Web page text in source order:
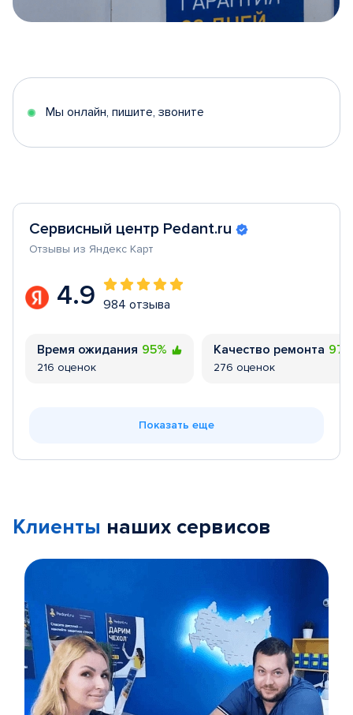
5
Мы онлайн, пишите, звоните
Сервисный центр Pedant.ru
Отзывы из Яндекс Карт
4.9 984 отзыва
Время ожидания 95%
216 оценок
Качество ремонта
276 оценок
Показать еще
Клиенты наших сервисов